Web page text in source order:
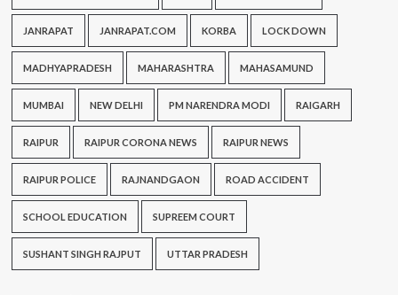
JANRAPAT JANRAPAT.COM KORBA LOCK DOWN
MADHYAPRADESH MAHARASHTRA MAHASAMUND
MUMBAI NEW DELHI PM NARENDRA MODI RAIGARH
RAIPUR RAIPUR CORONA NEWS RAIPUR NEWS
RAIPUR POLICE RAJNANDGAON ROAD ACCIDENT
SCHOOL EDUCATION SUPREEM COURT
SUSHANT SINGH RAJPUT UTTAR PRADESH